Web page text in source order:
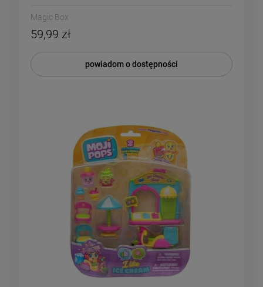
Magic Box
59,99 zł
powiadom o dostępności